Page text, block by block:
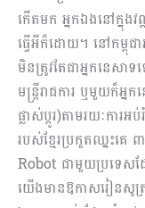
កើតមក អ្នកឯងនៅក្នុង
ធ្វើអីក៏ដោយ។ នៅកម្ពុជា
មិនត្រូវតែជាអ្នកនេសា
មន្ត្រីរាជការ ឬមួយក៏អ្
ផ្លាស់ប្តូរ)តាមរយៈកា
របស់ខ្មែរប្រកួតឈ្នះគេ
Robot ជាមួយប្រទេស
យើងមានឱកាសរៀនសូត្